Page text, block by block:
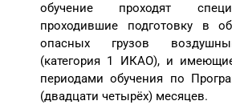
обучение проходят
проходившие подготовку в
опасных грузов
(категория 1 ИКАО), и
периодами обучения по
(двадцати четырёх) месяцев.